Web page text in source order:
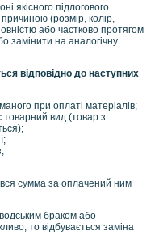
якісного підлогового
(розмір, колір,
або частково протягом
замінити на аналогічну
відповідно до наступних
при оплаті матеріалів;
товарний вид (товар з
вся сумма за оплачений ним
браком або
то відбувається заміна